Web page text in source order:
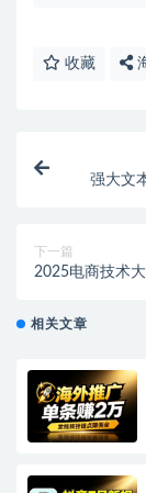
收藏
强大文
下一篇
2025电商技术
相关文章